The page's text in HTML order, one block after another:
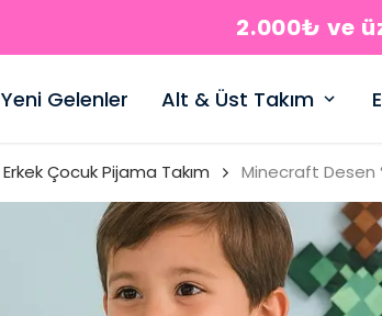
2.000₺ ve
Yeni Gelenler Alt & Üst Takım
Erkek Çocuk Pijama Takım Minecraft Desen